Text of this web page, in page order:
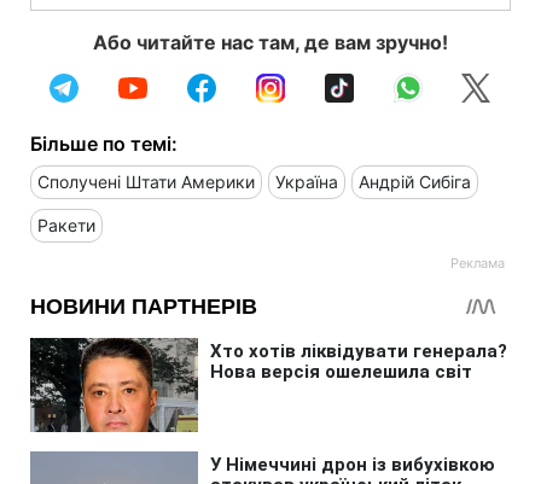
Або читайте нас там, де вам зручно!
Більше по темі:
Сполучені Штати Америки Україна Андрій Сибіга
Ракети